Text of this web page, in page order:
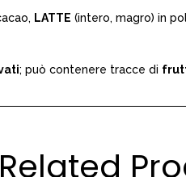
LATTE (intero, magro) in
; può contenere tracce di
Related